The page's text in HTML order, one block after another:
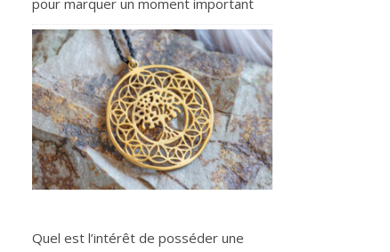
pour marquer un moment important
Quel est l’intérêt de posséder une